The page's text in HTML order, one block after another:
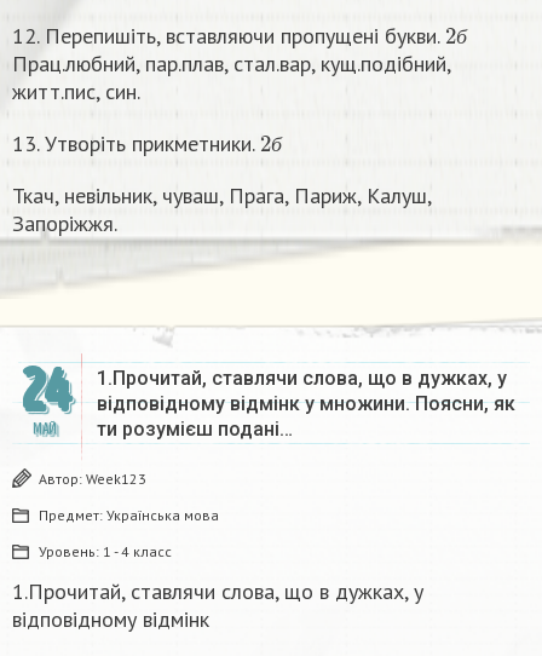
12. Перепишіть, вставляючи пропущені букви.
б
2 б
Прац.любний, пар.плав, стал.вар, кущ.подібний,
житт.пис, син.
13. Утворіть прикметники.
б
2 б
Ткач, невільник, чуваш, Прага, Париж, Калуш,
Запоріжжя.
24
МАЙ
1.Прочитай, ставлячи слова, що в дужках, у
відповідному відмінк у множини. Поясни, як
ти розумієш подані…
Автор: Week123
Предмет: Українська мова
Уровень: 1 - 4 класс
1.Прочитай, ставлячи слова, що в дужках, у
відповідному відмінк